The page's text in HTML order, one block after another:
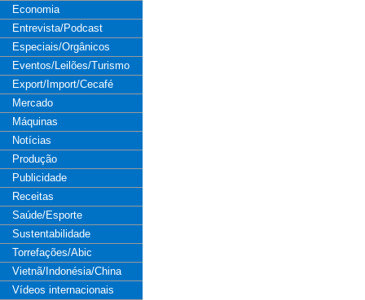
Economia
Entrevista/Podcast
Especiais/Orgânicos
Eventos/Leilões/Turismo
Export/Import/Cecafé
Mercado
Máquinas
Notícias
Produção
Publicidade
Receitas
Saúde/Esporte
Sustentabilidade
Torrefações/Abic
Vietnã/Indonésia/China
Vídeos internacionais